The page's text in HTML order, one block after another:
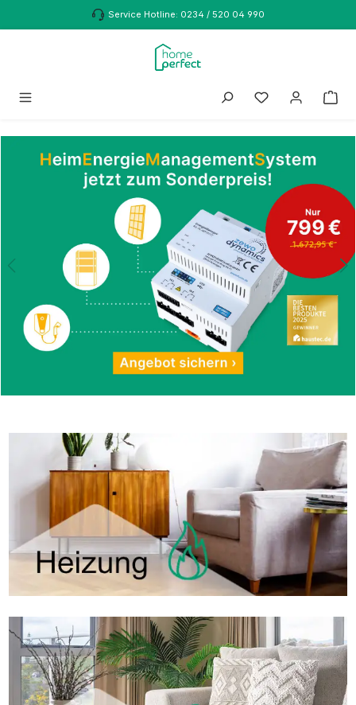
Zum Hauptinhalt springenService Hotline: 0234 / 520 04 990